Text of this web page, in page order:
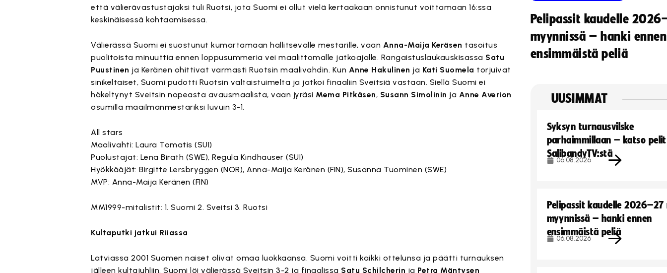
että välierävastustajaksi tuli Ruotsi, jota Suomi ei ollut vielä kertaakaan onnistunut voittamaan 16:ssa
keskinäisessä kohtaamisessa.
Välierässä Suomi ei suostunut kumartamaan hallitsevalle mestarille, vaan Anna-Maija Keräsen tasoitus
puolitoista minuuttia ennen loppusummeria vei maalittomalle jatkoajalle. Rangaistuslaukauskisassa Satu
Puustinen ja Keränen ohittivat varmasti Ruotsin maalivahdin. Kun Anne Hakulinen ja Kati Suomela torjuivat
sinikeltaiset, Suomi pudotti Ruotsin valtaistuimelta ja jatkoi finaaliin Sveitsiä vastaan. Siellä Suomi ei
häkeltynyt Sveitsin nopeasta avausmaalista, vaan jyräsi Mema Pitkäsen, Susann Simolinin ja Anne Averion
osumilla maailmanmestariksi luvuin 3-1.
All stars
Maalivahti: Laura Tomatis (SUI)
Puolustajat: Lena Birath (SWE), Regula Kindhauser (SUI)
Hyökkääjät: Birgitte Lersbryggen (NOR), Anna-Maija Keränen (FIN), Susanna Tuominen (SWE)
MVP: Anna-Maija Keränen (FIN)
MM1999-mitalistit: 1. Suomi 2. Sveitsi 3. Ruotsi
Kultaputki jatkui Riiassa
Latviassa 2001 Suomen naiset olivat omaa luokkaansa. Suomi voitti kaikki ottelunsa ja päätti turnauksen
jälleen kultajuhliin. Suomi löi välierässä Sveitsin 3-2 ja finaalissa Satu Schilcherin ja Petra Mäntysen
Pelipassit kaudelle
myynnissä – hanki ennen
ensimmäistä peliä
UUSIMMAT
Syksyn turnausvilske
parhaimmillaan – katso pelit
SalibandyTV:stä
06.08.2026
Pelipassit kaudelle
myynnissä – hanki ennen
ensimmäistä peliä
06.08.2026